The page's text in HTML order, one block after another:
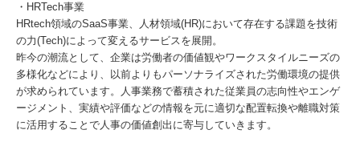
・HRTech事業
HRtech領域のSaaS事業、人材領域(HR)において存在する課題を技術
の力(Tech)によって変えるサービスを展開。
昨今の潮流として、企業は労働者の価値観やワークスタイルニーズの
多様化などにより、以前よりもパーソナライズされた労働環境の提供
が求められています。人事業務で蓄積された従業員の志向性やエンゲ
ージメント、実績や評価などの情報を元に適切な配置転換や離職対策
に活用することで人事の価値創出に寄与していきます。